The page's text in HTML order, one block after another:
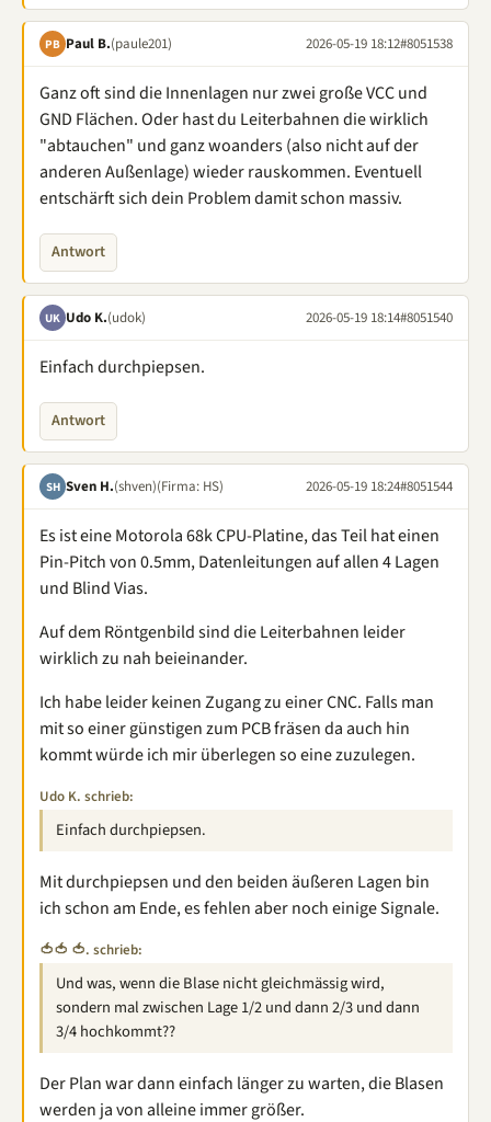
PB Paul B.(paule201) 2026-05-19 18:12#8051538
Ganz oft sind die Innenlagen nur zwei große VCC und
GND Flächen. Oder hast du Leiterbahnen die wirklich
"abtauchen" und ganz woanders (also nicht auf der
anderen Außenlage) wieder rauskommen. Eventuell
entschärft sich dein Problem damit schon massiv.
Antwort
UK Udo K.(udok) 2026-05-19 18:14#8051540
Einfach durchpiepsen.
Antwort
SH Sven H.(shven)(Firma: HS) 2026-05-19 18:24#8051544
Es ist eine Motorola 68k CPU-Platine, das Teil hat einen
Pin-Pitch von 0.5mm, Datenleitungen auf allen 4 Lagen
und Blind Vias.
Auf dem Röntgenbild sind die Leiterbahnen leider
wirklich zu nah beieinander.
Ich habe leider keinen Zugang zu einer CNC. Falls man
mit so einer günstigen zum PCB fräsen da auch hin
kommt würde ich mir überlegen so eine zuzulegen.
Udo K. schrieb:
Einfach durchpiepsen.
Mit durchpiepsen und den beiden äußeren Lagen bin
ich schon am Ende, es fehlen aber noch einige Signale.
🍅🍅 🍅. schrieb:
Und was, wenn die Blase nicht gleichmässig wird,
sondern mal zwischen Lage 1/2 und dann 2/3 und dann
3/4 hochkommt??
Der Plan war dann einfach länger zu warten, die Blasen
werden ja von alleine immer größer.